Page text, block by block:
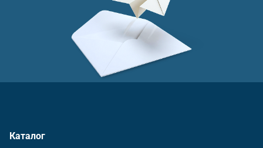
Каталог